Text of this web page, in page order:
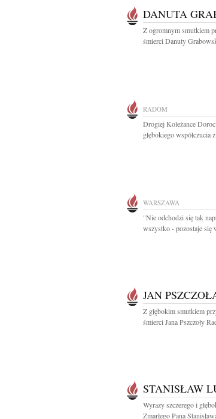
DANUTA
Z ogromnym smutkiem
śmierci Danuty
RADOM
Drogiej Koleżance
głębokiego
WARSZAWA
"Nie odchodzi się tak
wszystko - pozostaje się
JAN
Z głębokim smutkiem
śmierci Jana Pszczoły
STANISŁAW
Wyrazy szczerego i
Zmarłego Pana